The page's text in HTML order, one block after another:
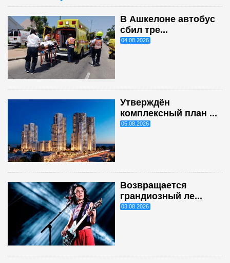
В Ашкелоне автобус
сбил тре...
04.08.2026
Утверждён
комплексный план ...
05.08.2026
Возвращается
грандиозный ле...
03.08.2026